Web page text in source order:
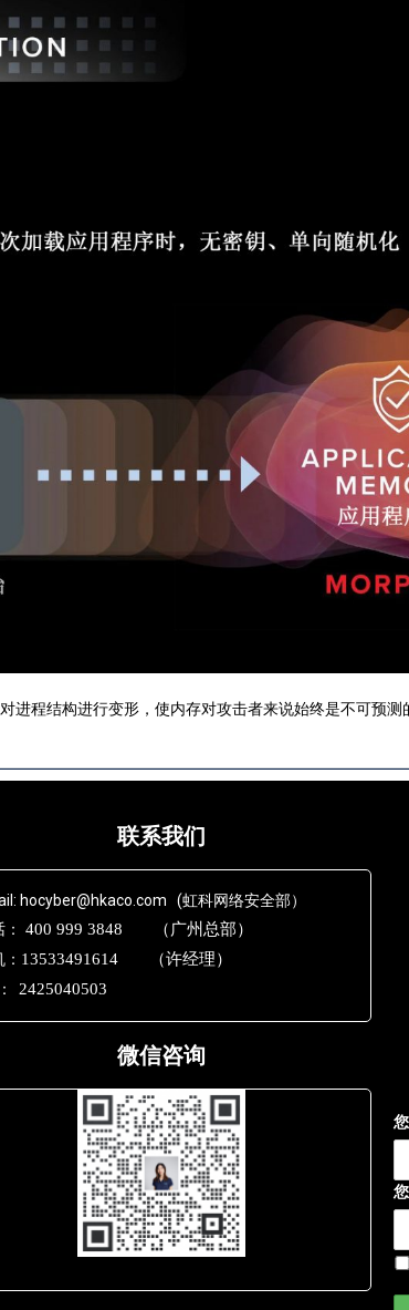
进程结构进行变形，使内存对攻击者来说始终是不可预测
联系我们
hocyber@hkaco.com (虹科网络安全部）
400 999 3848 （广州总部）
13533491614 （许经理）
2425040503
微信咨询